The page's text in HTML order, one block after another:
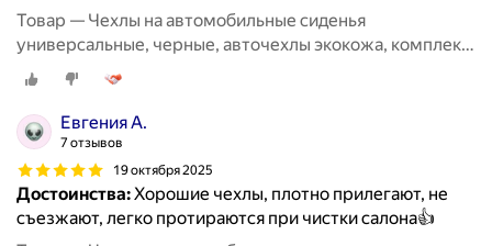
Товар — Чехлы на автомобильные сиденья
универсальные, черные, авточехлы экокожа, комплект
на весь салон машины кожаные 11 шт
Евгения А.
7 отзывов
19 октября 2025
Достоинства:Хорошие чехлы, плотно прилегают, не
съезжают, легко протираются при чистки салона👍